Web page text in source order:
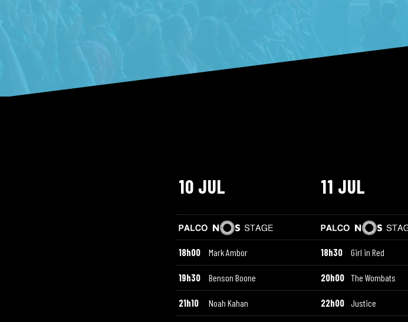
10 JUL 11 JUL
18h00 Mark Ambor 18h30 Girl in Red
19h30 Benson Boone 20h00 The Wombats
21h10 Noah Kahan 22h00 Justice